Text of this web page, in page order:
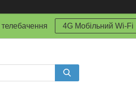
4G Мобільний Wi-Fi